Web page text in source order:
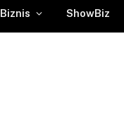
Biznis ShowBiz